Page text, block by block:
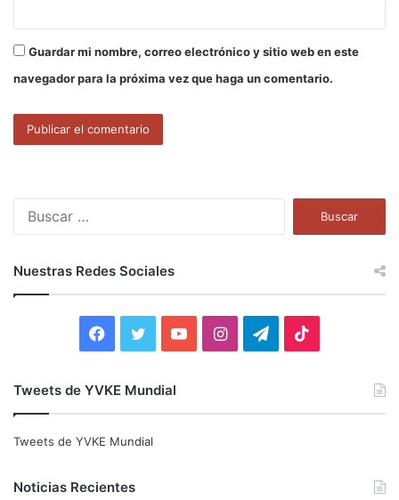
Guardar mi nombre, correo electrónico y sitio web en este
navegador para la próxima vez que haga un comentario.
r
:
Nuestras Redes Sociales
e
t
I
Tweets de YVKE Mundial
Tweets de YVKE Mundial
Noticias Recientes